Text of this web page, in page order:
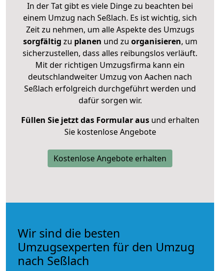
In der Tat gibt es viele Dinge zu beachten bei
einem Umzug nach Seßlach. Es ist wichtig, sich
Zeit zu nehmen, um alle Aspekte des Umzugs
sorgfältig zu planen und zu organisieren, um
sicherzustellen, dass alles reibungslos verläuft.
Mit der richtigen Umzugsfirma kann ein
deutschlandweiter Umzug von Aachen nach
Seßlach erfolgreich durchgeführt werden und
dafür sorgen wir.
Füllen Sie jetzt das Formular ausund erhalten
Sie kostenlose Angebote
Kostenlose Angebote erhalten
Wir sind die besten
Umzugsexperten für den Umzug
nach Seßlach